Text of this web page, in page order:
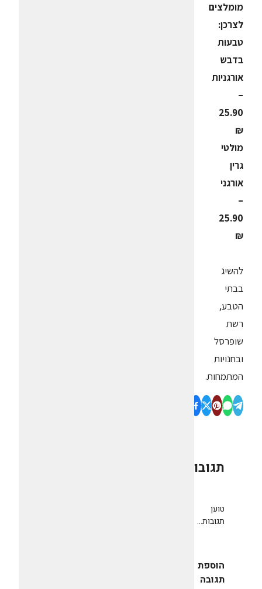
מומלצים
לצרכן:
טבעות
בדבש
אורגניות
–
25.90
₪
מולטי
גרין
אורגני
–
25.90
₪
להשיג
בבתי
הטבע,
רשת
שופרסל
ובחנויות
המתמחות.
תגובות
טוען
תגובות...
הוספת
תגובה